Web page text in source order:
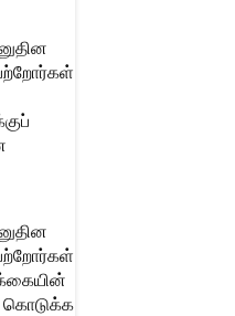
கொடுக்க